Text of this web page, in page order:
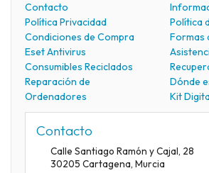
Contacto
Política Privacidad
Política
Condiciones de Compra
Formas
Eset Antivirus
Consumibles Reciclados
Reparación de
Ordenadores
Dónde
Kit
Contacto
Calle Santiago Ramón y Cajal, 28
30205 Cartagena, Murcia